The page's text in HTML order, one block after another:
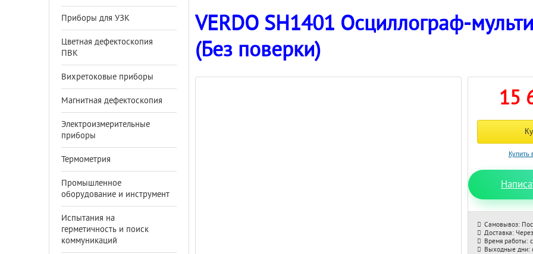
Приборы для УЗК
Цветная дефектоскопия
ПВК
Вихретоковые приборы
Магнитная дефектоскопия
Электроизмерительные
приборы
Термометрия
Промышленное
оборудование и инструмент
Испытания на
герметичность и поиск
коммуникаций
VERDO SH1401 Осциллограф-
(Без поверки)
15
Самовывоз:
Доставка:
Время работы:
Выходные дни: